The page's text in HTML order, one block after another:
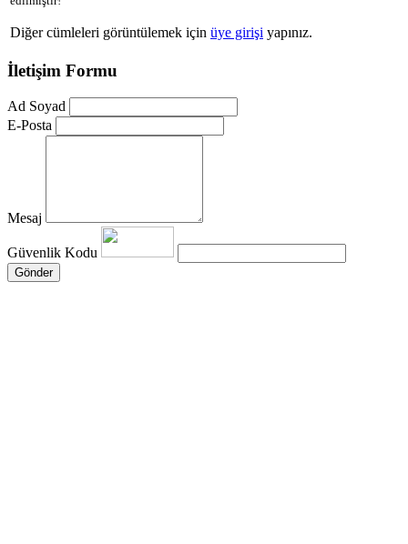
Diğer cümleleri görüntülemek için üye girişi yapınız.
İletişim Formu
Ad Soyad
E-Posta
Mesaj
Güvenlik Kodu
Gönder